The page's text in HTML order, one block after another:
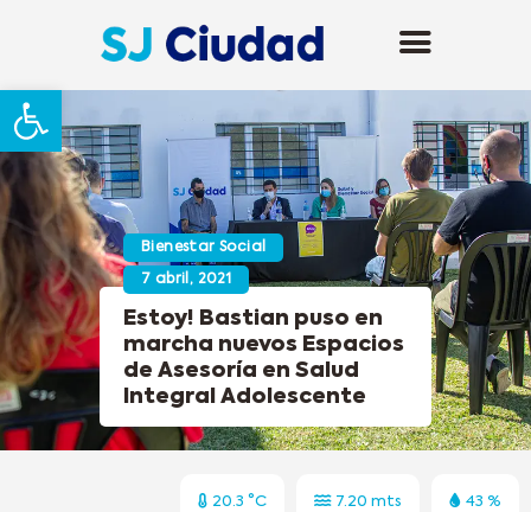
Abrir barra de herramientas
Bienestar Social
7 abril, 2021
Estoy! Bastian puso en
marcha nuevos Espacios
de Asesoría en Salud
Integral Adolescente
20.3 °C 7.20 mts 43 %